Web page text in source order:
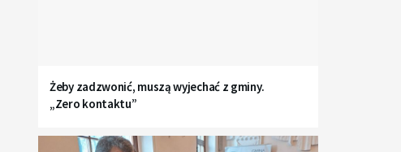
Żeby zadzwonić, muszą wyjechać z gminy.
„Zero kontaktu”